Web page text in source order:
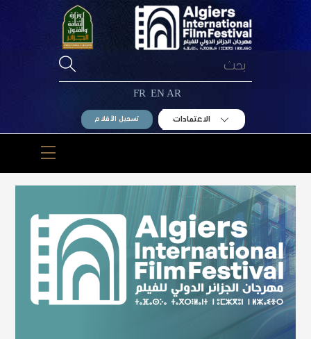
AR
EN
FR
الاعتمادات تسجيل الأفلام
Menu